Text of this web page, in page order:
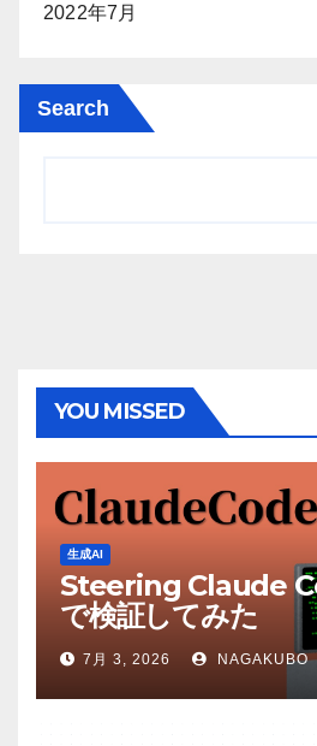
2022年7月
Search
YOU MISSED
生成AI
Steering Claude
で検証してみた
7月 3, 2026 NAGAKUBO